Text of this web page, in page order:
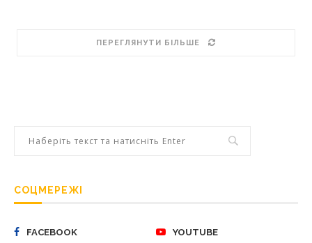
ПЕРЕГЛЯНУТИ БІЛЬШЕ
СОЦМЕРЕЖІ
FACEBOOK YOUTUBE